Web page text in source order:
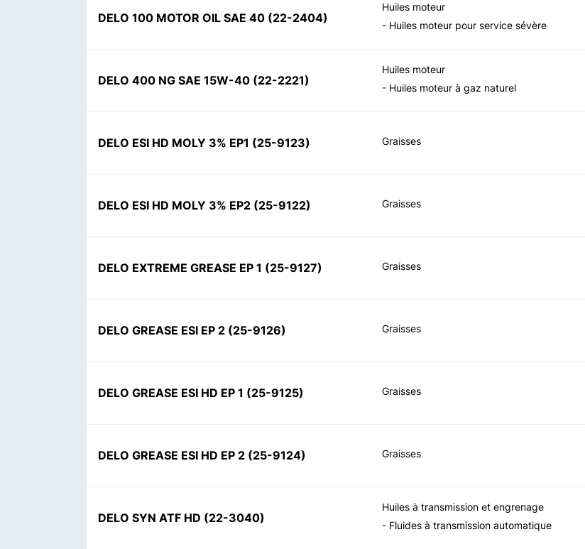
DELO 100 MOTOR OIL SAE 40 (22-2404)
Huiles moteur
- Huiles moteur pour service sévère
DELO 400 NG SAE 15W-40 (22-2221)
Huiles moteur
- Huiles moteur à gaz naturel
DELO ESI HD MOLY 3% EP1 (25-9123) Graisses
DELO ESI HD MOLY 3% EP2 (25-9122) Graisses
DELO EXTREME GREASE EP 1 (25-9127) Graisses
DELO GREASE ESI EP 2 (25-9126) Graisses
DELO GREASE ESI HD EP 1 (25-9125) Graisses
DELO GREASE ESI HD EP 2 (25-9124) Graisses
DELO SYN ATF HD (22-3040)
Huiles à transmission et engrenage
- Fluides à transmission automatique